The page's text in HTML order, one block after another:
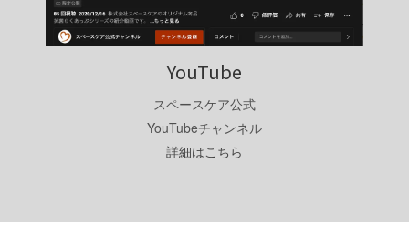
YouTube
スペースケア公式
YouTubeチャンネル
詳細はこちら